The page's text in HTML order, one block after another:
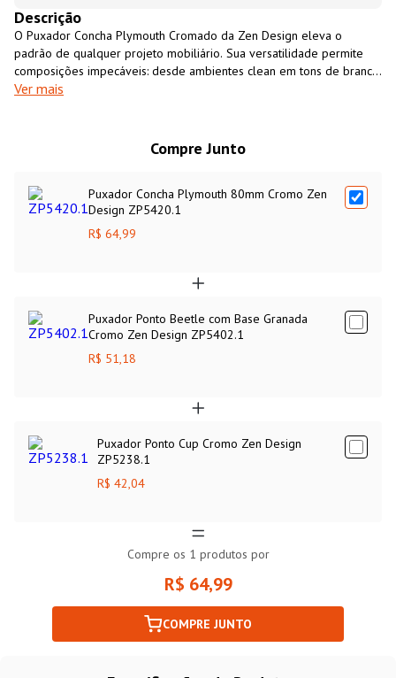
Descrição
O Puxador Concha Plymouth Cromado da Zen Design eleva o
padrão de qualquer projeto mobiliário. Sua versatilidade permite
composições impecáveis: desde ambientes clean em tons de branco,
cinza ou fendi, até contrastes luxuosos sobre padrões amadeirados
Ver mais
Compre Junto
Puxador Concha Plymouth 80mm Cromo Zen
Design ZP5420.1
R$ 64,99
Puxador Ponto Beetle com Base Granada
Cromo Zen Design ZP5402.1
R$ 51,18
Puxador Ponto Cup Cromo Zen Design
ZP5238.1
R$ 42,04
Compre os 1 produtos por
R$ 64,99
COMPRE JUNTO